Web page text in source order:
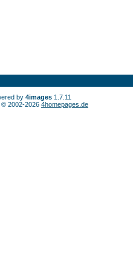
by 4images1.7.11
2002-2026 4homepages.de